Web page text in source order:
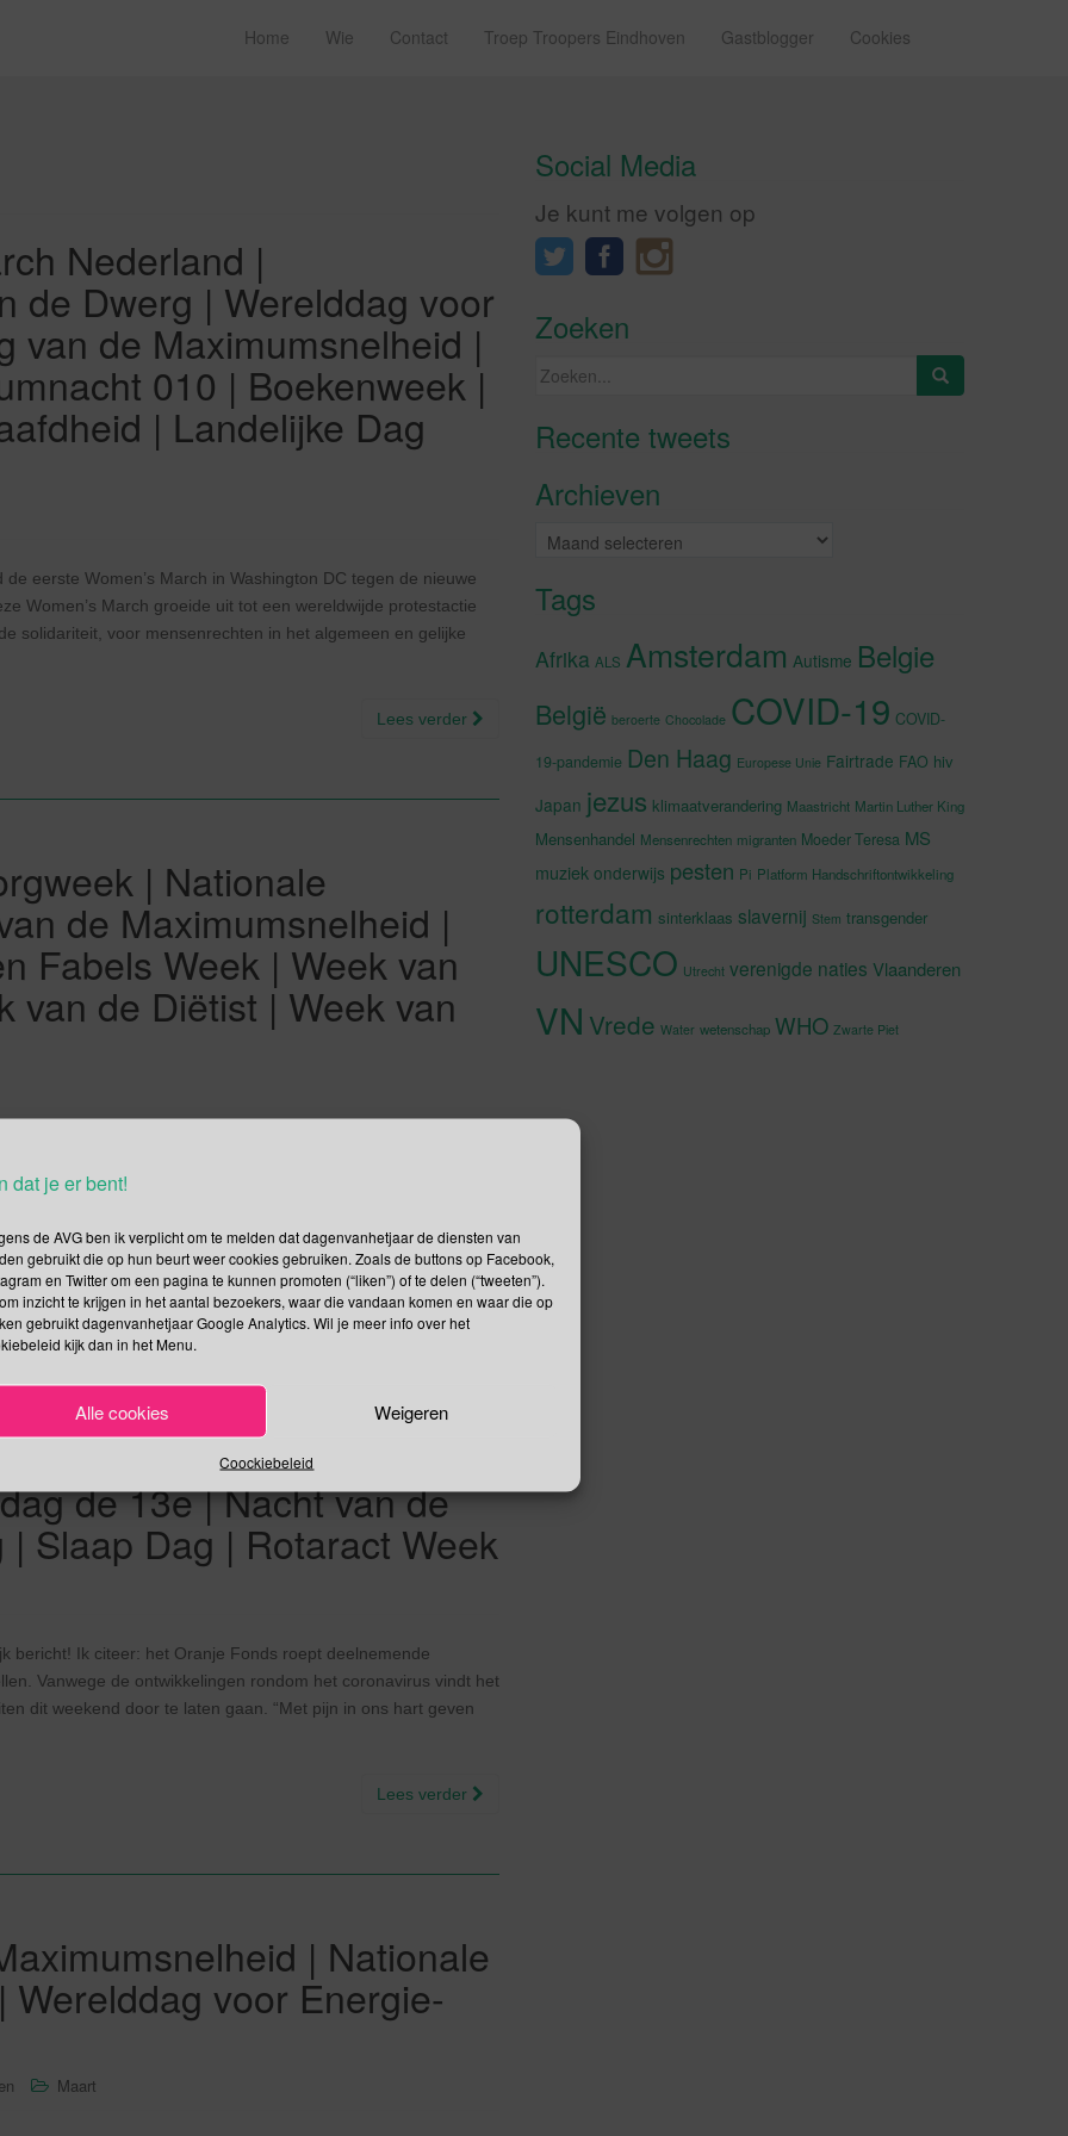
dat je er bent!
de AVG ben ik verplicht om te melden dat dagenvanhetjaar de diensten van
gebruikt die op hun beurt weer cookies gebruiken. Zoals de buttons op Facebook,
en Twitter om een pagina te kunnen promoten (“liken”) of te delen (“tweeten”).
inzicht te krijgen in het aantal bezoekers, waar die vandaan komen en waar die op
gebruikt dagenvanhetjaar Google Analytics. Wil je meer info over het
kijk dan in het Menu.
Alle cookies Weigeren
Coockiebeleid
Home Wie Contact Troep Troopers Eindhoven Gastblogger Cookies
Nederland |
de Dwerg | Werelddag voor
van de Maximumsnelheid |
010 | Boekenweek |
| Landelijke Dag
eerste Women’s March in Washington DC tegen de nieuwe
Women’s March groeide uit tot een wereldwijde protestactie
solidariteit, voor mensenrechten in het algemeen en gelijke
Lees verder
| Nationale
de Maximumsnelheid |
Fabels Week | Week van
van de Diëtist | Week van
ik beginnen met de weken die getroffen zijn door het corona-
gaat de week door. Ik betwijfel dit ten zeerste na de
met het corona-virus. Helaas zijn de regionale
allemaal […]
Lees verder
Dag van de
de 13e | Nacht van de
Slaap Dag | Rotaract Week
bericht! Ik citeer: het Oranje Fonds roept deelnemende
Vanwege de ontwikkelingen rondom het coronavirus vindt het
dit weekend door te laten gaan. “Met pijn in ons hart geven
Lees verder
| Nationale
voor Energie-
Maart
Social Media
Je kunt me volgen op
Zoeken
Zoeken
Recente tweetsKlik om marketing cookies te
Archieven
Archieven
Tags
Afrika ALS Amsterdam Autisme Belgie
België beroerte Chocolade COVID-19 COVID-
19-pandemie Den Haag Europese Unie Fairtrade FAO hiv
Japan jezus klimaatverandering Maastricht Martin Luther King
Mensenhandel Mensenrechten migranten Moeder Teresa MS
muziek onderwijs pesten Pi Platform Handschriftontwikkeling
rotterdam sinterklaas slavernij Stem transgender
UNESCO Utrecht verenigde naties Vlaanderen
VN Vrede Water wetenschap WHO Zwarte Piet